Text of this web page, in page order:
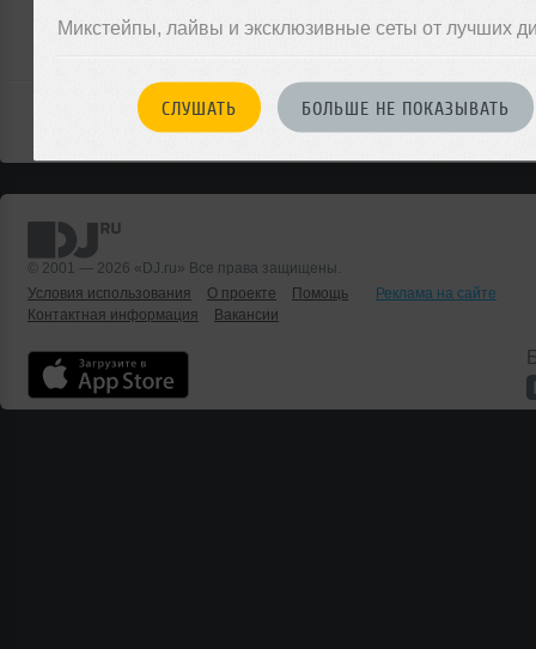
Микстейпы, лайвы и эксклюзивные сеты от лучших
СЛУШАТЬ БОЛЬШЕ НЕ ПОКАЗЫВАТЬ
чтобы оставить комментарий
© 2001 — 2026 «DJ.ru» Все права защищены.
Условия использования
О проекте Помощь
Реклама на сайте
Контактная информация
Вакансии